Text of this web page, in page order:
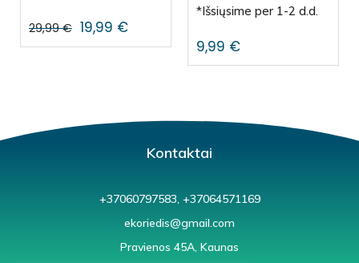
29,99€ 19,99 €
*Išsiųsime per 1-2 d.d.
9,99 €
Kontaktai
+37060797583, +37064571169
ekoriedis@gmail.com
Pravienos 45A, Kaunas